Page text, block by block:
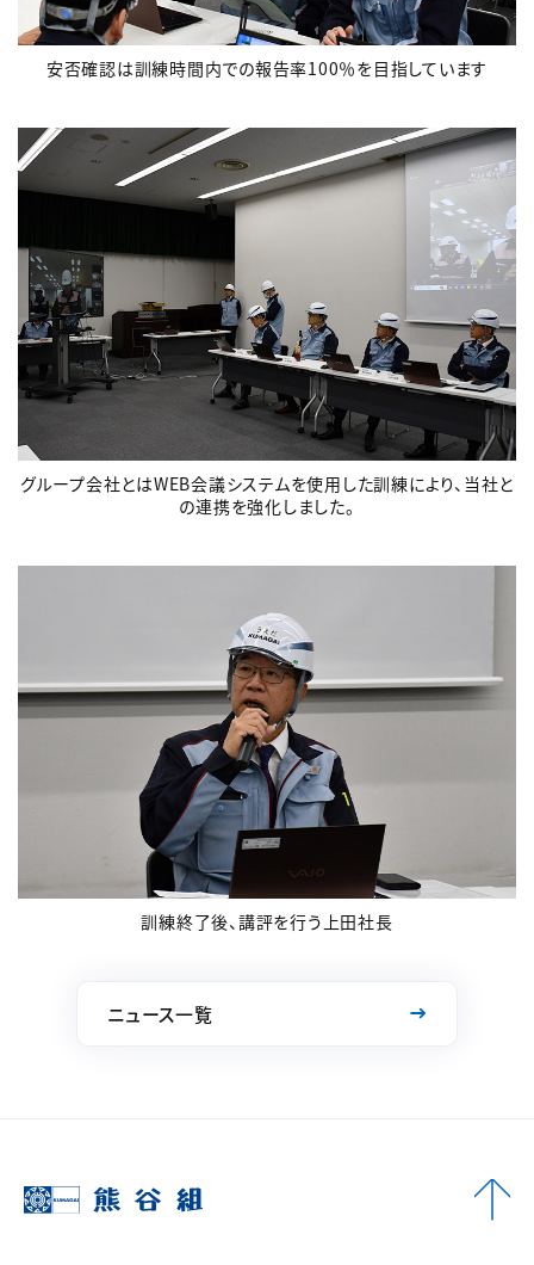
安否確認は訓練時間内での報告率100％を目指しています
グループ会社とはWEB会議システムを使用した訓練により、当社と
の連携を強化しました。
訓練終了後、講評を行う上田社長
ニュース一覧